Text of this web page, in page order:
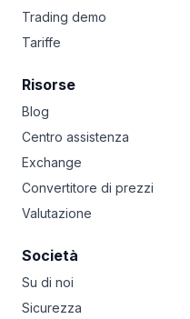
Trading demo
Tariffe
Risorse
Blog
Centro assistenza
Exchange
Convertitore di prezzi
Valutazione
Società
Su di noi
Sicurezza